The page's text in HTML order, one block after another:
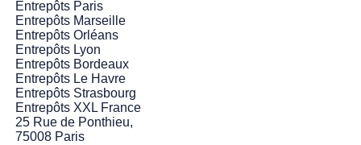
Entrepôts Paris
Entrepôts Marseille
Entrepôts Orléans
Entrepôts Lyon
Entrepôts Bordeaux
Entrepôts Le Havre
Entrepôts Strasbourg
Entrepôts XXL France
25 Rue de Ponthieu,
75008 Paris